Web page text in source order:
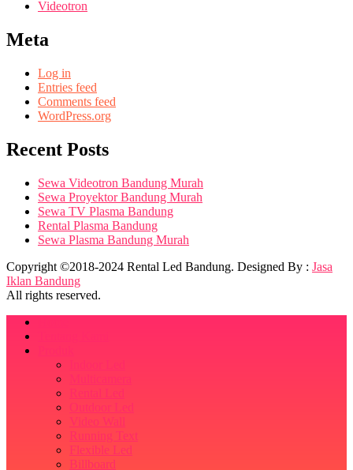
Videotron
Meta
Log in
Entries feed
Comments feed
WordPress.org
Recent Posts
Sewa Videotron Bandung Murah
Sewa Proyektor Bandung Murah
Sewa TV Plasma Bandung
Rental Plasma Bandung
Sewa Plasma Bandung Murah
Copyright ©2018-2024 Rental Led Bandung. Designed By : Jasa
Iklan Bandung
All rights reserved.
Video Wall
Running Text
Flexible Led
Billboard